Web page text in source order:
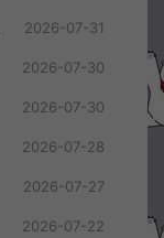
2026-07-31
2026-07-30
2026-07-30
2026-07-28
2026-07-27
2026-07-22